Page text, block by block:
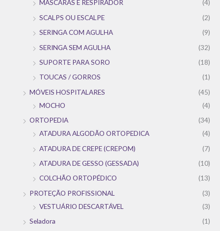
MÁSCARAS E RESPIRADOR
(4)
SCALPS OU ESCALPE
(2)
SERINGA COM AGULHA
(9)
SERINGA SEM AGULHA
(32)
SUPORTE PARA SORO
(18)
TOUCAS / GORROS
(1)
MÓVEIS HOSPITALARES
(45)
MOCHO
(4)
ORTOPEDIA
(34)
ATADURA ALGODÃO ORTOPEDICA
(4)
ATADURA DE CREPE (CREPOM)
(7)
ATADURA DE GESSO (GESSADA)
(10)
COLCHÃO ORTOPÉDICO
(13)
PROTEÇÃO PROFISSIONAL
(3)
VESTUÁRIO DESCARTÁVEL
(3)
Seladora
(1)